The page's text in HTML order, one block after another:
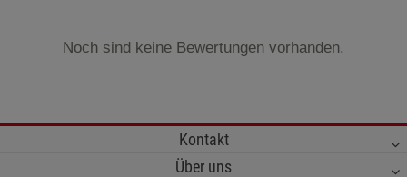
Noch sind keine Bewertungen vorhanden.
Kontakt
Über uns